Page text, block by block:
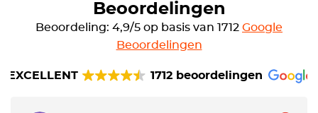
Beoordelingen
Beoordeling: 4,9/5 op basis van 1712 Google
Beoordelingen
EXCELLENT 1712 beoordelingen